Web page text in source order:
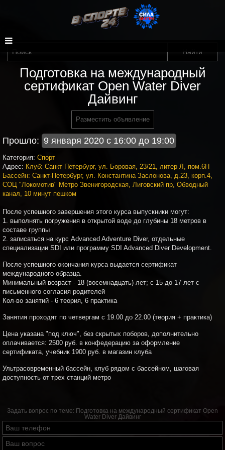
Подготовка на международный
сертификат Open Water Diver
Дайвинг
Разместить объявление
Прошло: 9 января 2020 с 16:00 до 19:00
Категория: Спорт
Адрес: Клуб: Санкт-Петербург, ул. Боровая, 23/21, литер Л, пом.6Н
Бассейн: Санкт-Петербург, ул. Константина Заслонова, д.23, корп.4,
СОЦ "Локомотив" Метро Звенигородская, Лиговский пр, Обводный
канал, 10 минут пешком
После успешного завершения этого курса выпускники могут:
1. выполнять погружения в открытой воде до глубины 18 метров в
составе группы
2. записаться на курс Advanced Adventure Diver, отдельные
специализации SDI или программу SDI Advanced Diver Development.
После успешного окончания курса выдается сертификат
международного образца.
Минимальный возраст - 18 (восемнадцать) лет; с 15 до 17 лет с
письменного согласия родителей
Кол-во занятий - 6 теория, 6 практика
Занятия проходят по четвергам с 19.00 до 22.00 (теория + практика)
Цена указана "под ключ", без скрытых поборов, дополнительно
оплачивается: 2500 руб. в конфедерацию за оформление
сертификата, учебник 1900 руб. в магазин клуба
Ультрасовременный бассейн, клуб рядом с бассейном, шаговая
доступность от трех станций метро
Задать вопрос по теме: Подготовка на международный сертификат Open
Water Diver Дайвинг